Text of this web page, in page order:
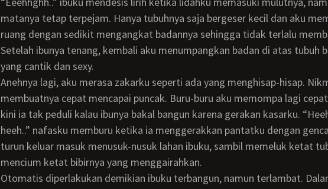
matanya tetap terpejam. Hanya tubuhnya saja bergeser kecil dan aku
ruang dengan sedikit mengangkat badannya sehingga tidak terlalu
Setelah ibunya tenang, kembali aku menumpangkan badan di atas tubuh
yang cantik dan sexy.
Anehnya lagi, aku merasa zakarku seperti ada yang menghisap-hisap. Nikmaat dan
membuatnya cepat mencapai puncak. Buru-buru aku memompa lagi
kini ia tak peduli kalau ibunya bakal bangun karena gerakan kasarku.
heeh..” nafasku memburu ketika ia menggerakkan pantatku dengan
turun keluar masuk menusuk-nusuk lahan ibuku, sambil memeluk ketat
mencium ketat bibirnya yang menggairahkan.
Otomatis diperlakukan demikian ibuku terbangun, namun terlambat. Dalam keadaan